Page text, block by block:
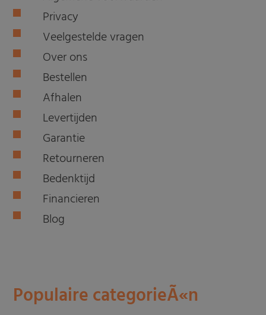
Privacy
Veelgestelde vragen
Over ons
Bestellen
Afhalen
Levertijden
Garantie
Retourneren
Bedenktijd
Financieren
Blog
Populaire categorieÃ«n